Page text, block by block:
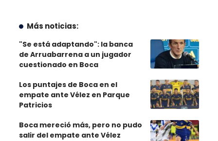
Más noticias:
"Se está adaptando": la banca
de Arruabarrena a un jugador
cuestionado en Boca
Los puntajes de Boca en el
empate ante Vélez en Parque
Patricios
Boca mereció más, pero no pudo
salir del empate ante Vélez